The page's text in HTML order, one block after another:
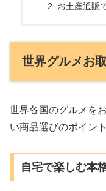
お土産通販
世界グルメお
世界各国のグルメを
い商品選びのポイン
自宅で楽しむ本